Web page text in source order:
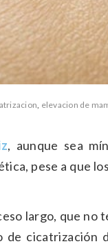
, elevacion de
, aunque sea
pese a que
largo, que no
de cicatrización